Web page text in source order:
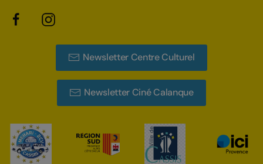
Newsletter Centre Culturel
Newsletter Ciné Calanque